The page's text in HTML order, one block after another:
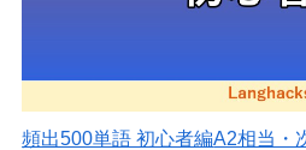
頻出500単語 初心者編A2相当・